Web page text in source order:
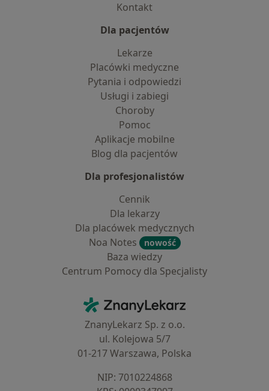
Kontakt
Dla pacjentów
Lekarze
Placówki medyczne
Pytania i odpowiedzi
Usługi i zabiegi
Choroby
Pomoc
Aplikacje mobilne
Blog dla pacjentów
Dla profesjonalistów
Cennik
Dla lekarzy
Dla placówek medycznych
Noa Notes
nowość
Baza wiedzy
Centrum Pomocy dla Specjalisty
ZnanyLekarz - Strona główna
ZnanyLekarz Sp. z o.o.
ul. Kolejowa 5/7
01-217 Warszawa, Polska
NIP: ⁠7010224868